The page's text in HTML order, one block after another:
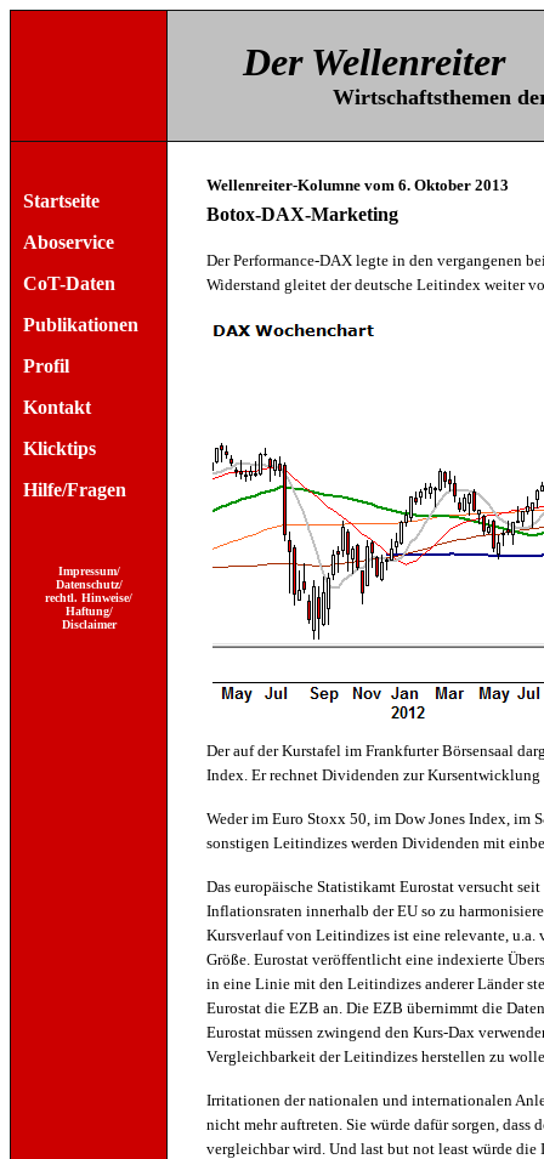
Der Wellenreiter
Wirtschaftsthemen
Startseite
Aboservice
CoT-Daten
Publikationen
Profil
Kontakt
Klicktips
Hilfe/Fragen
Impressum/
Datenschutz/
rechtl. Hinweise/
Haftung/
Disclaimer
Wellenreiter-Kolumne vom 6. Oktober 2013
Botox-DAX-Marketing
Der Performance-DAX legte in den vergangenen
Widerstand gleitet der deutsche Leitindex weiter
Der auf der Kurstafel im Frankfurter Börsensaal
Index. Er rechnet Dividenden zur Kursentwicklung
Weder im Euro Stoxx 50, im Dow Jones Index, im
sonstigen Leitindizes werden Dividenden mit
Das europäische Statistikamt Eurostat versucht
Inflationsraten innerhalb der EU so zu
Kursverlauf von Leitindizes ist eine relevante,
Größe. Eurostat veröffentlicht eine indexierte
in eine Linie mit den Leitindizes anderer Länder
Eurostat die EZB an. Die EZB übernimmt die
Eurostat müssen zwingend den Kurs-Dax
Vergleichbarkeit der Leitindizes herstellen zu
Irritationen der nationalen und internationalen
nicht mehr auftreten. Sie würde dafür sorgen,
vergleichbar wird. Und last but not least würde